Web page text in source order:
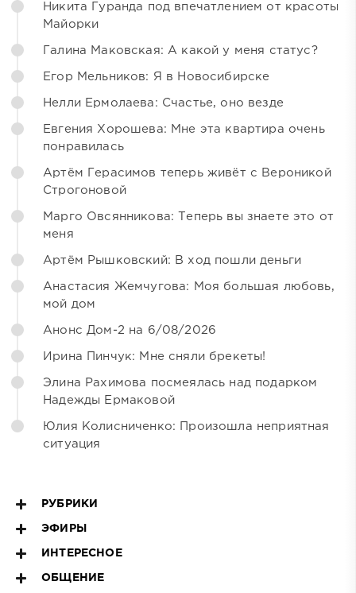
Никита Гуранда под впечатлением от красоты
Майорки
Галина Маковская: А какой у меня статус?
Егор Мельников: Я в Новосибирске
Нелли Ермолаева: Счастье, оно везде
Евгения Хорошева: Мне эта квартира очень
понравилась
Артём Герасимов теперь живёт с Вероникой
Строгоновой
Марго Овсянникова: Теперь вы знаете это от
меня
Артём Рышковский: В ход пошли деньги
Анастасия Жемчугова: Моя большая любовь,
мой дом
Анонс Дом-2 на 6/08/2026
Ирина Пинчук: Мне сняли брекеты!
Элина Рахимова посмеялась над подарком
Надежды Ермаковой
Юлия Колисниченко: Произошла неприятная
ситуация
РУБРИКИ
ЭФИРЫ
ИНТЕРЕСНОЕ
ОБЩЕНИЕ